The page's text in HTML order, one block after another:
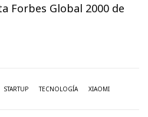
Forbes Global 2000 de
STARTUP TECNOLOGÍA XIAOMI